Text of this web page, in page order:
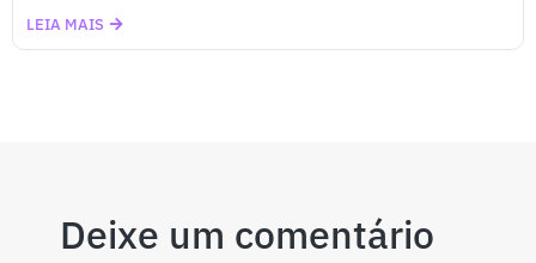
LEIA MAIS
Deixe um comentário